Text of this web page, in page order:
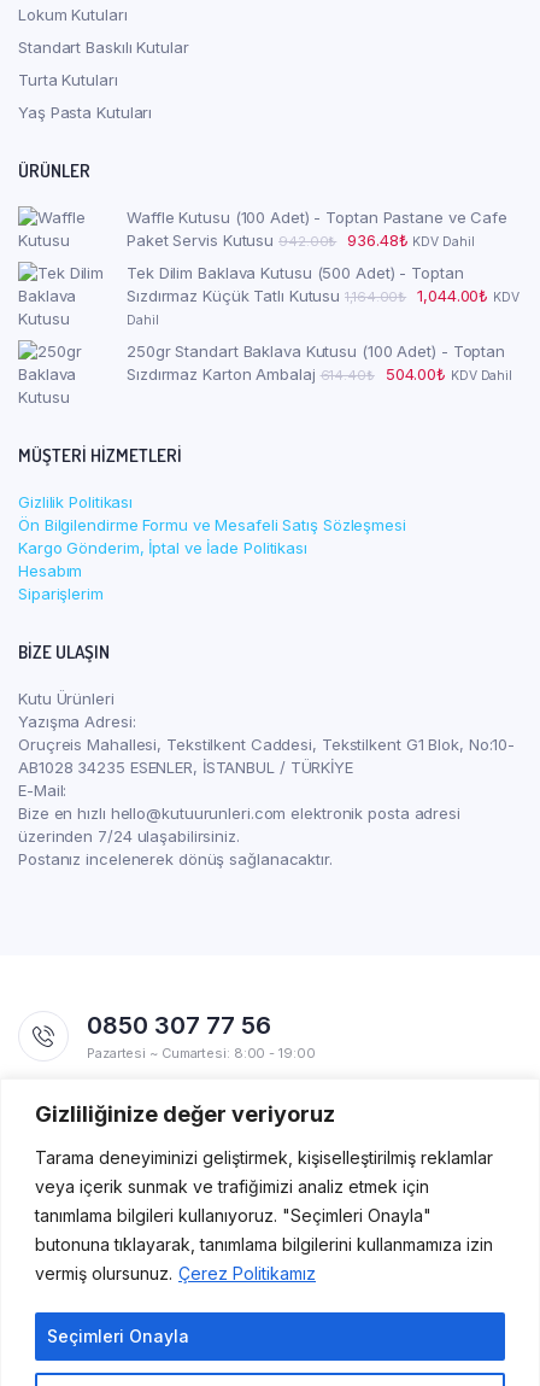
Gizliliğinize değer veriyoruz
Tarama deneyiminizi geliştirmek, kişiselleştirilmiş reklamlar
veya içerik sunmak ve trafiğimizi analiz etmek için
tanımlama bilgileri kullanıyoruz. "Seçimleri Onayla"
butonuna tıklayarak, tanımlama bilgilerini kullanmamıza izin
vermiş olursunuz. Çerez Politikamız
Seçimleri Onayla
Lokum Kutuları
Standart Baskılı Kutular
Turta Kutuları
Yaş Pasta Kutuları
ÜRÜNLER
Waffle Kutusu (100 Adet) - Toptan Pastane ve Cafe
Paket Servis Kutusu 942.00₺
Orijinal
942.00₺.
936.48₺Şu
fiyat:
936.48₺.
KDV Dahil
Tek Dilim Baklava Kutusu (500 Adet) - Toptan
Sızdırmaz Küçük Tatlı Kutusu 1,164.00₺
Orijinal
1,044.00₺ Şu
KDV
Dahil
250gr Standart Baklava Kutusu (100 Adet) - Toptan
Sızdırmaz Karton Ambalaj 614.40₺
Orijinal
504.00₺ Şu
KDV Dahil
MÜŞTERI HIZMETLERI
Gizlilik Politikası
Ön Bilgilendirme Formu ve Mesafeli Satış Sözleşmesi
Kargo Gönderim, İptal ve İade Politikası
Hesabım
Siparişlerim
BIZE ULAŞIN
Kutu Ürünleri
Yazışma Adresi:
Oruçreis Mahallesi, Tekstilkent Caddesi, Tekstilkent G1 Blok, No:10-
AB1028 34235 ESENLER, İSTANBUL / TÜRKİYE
E-Mail:
Bize en hızlı hello@kutuurunleri.com elektronik posta adresi
üzerinden 7/24 ulaşabilirsiniz.
Postanız incelenerek dönüş sağlanacaktır.
0850 307 77 56
Pazartesi ~ Cumartesi: 8:00 - 19:00
Uygulamalarımız
Yakında Apple Store ve Google Play'de!
Copyright 2021 Kutu Ürünleri © Her hakkı saklıdır.